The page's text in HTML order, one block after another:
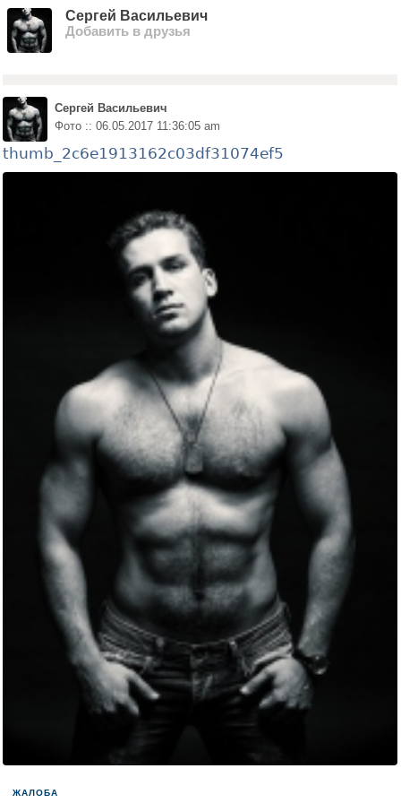
Сергей Васильевич
Добавить в друзья
Сергей Васильевич
Фото :: 06.05.2017 11:36:05 am
thumb_2c6e1913162c03df31074ef5
ЖАЛОБА